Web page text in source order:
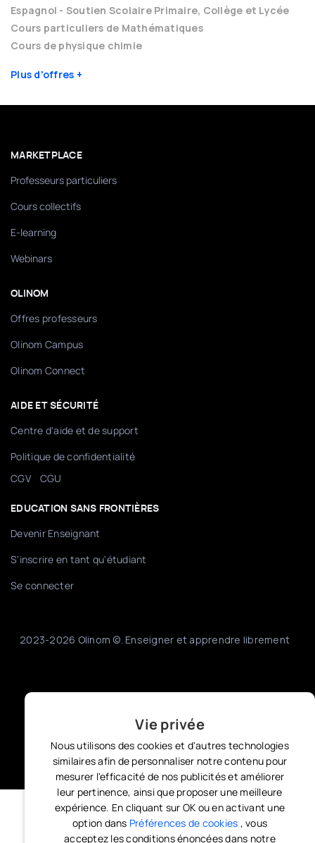
Espagnol - Soutien Scolaire Primaire, Collège et Lycée
Cours particuliers de Mathématiques
Cours de physique chimie
Plus d'offres
MARKETPLACE
Professeurs particuliers
Cours collectifs
E-learning
Webinars
OLINOM
Offres professeurs
Olinom Campus
Olinom Connect
AIDE ET SÉCURITÉ
Centre d'aide et de support
Politique de confidentialité
CGV/ CGU
EDUCATION SANS FRONTIÈRES
Devenir Enseignant
S'inscrire en tant qu'étudiant
Se connecter
2023-2026 Olinom ©. Enseigner et apprendre librement
Vie privée
Nous utilisons des cookies et d'autres technologies
similaires afin de personnaliser notre contenu pour
mesurer l'efficacité de nos publicités et améliorer
leur pertinence, ainsi que proposer une meilleure
expérience. En cliquant sur OK ou en activant une
option dans Préférences de cookies , vous
acceptez les conditions énoncées dans notre